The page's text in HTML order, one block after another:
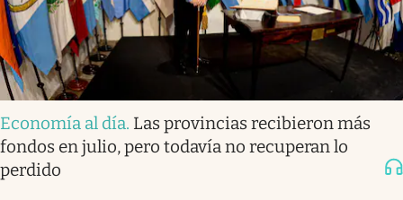
Economía al día. Las provincias recibieron más
fondos en julio, pero todavía no recuperan lo
perdido